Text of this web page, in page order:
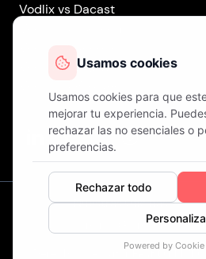
Vodlix vs Dacast
Vodlix vs Brightcove
Vodlix on LinkedIn
Vodlix on Facebook
Vodlix on X (Twitter)
Nuestras Oficinas
Londres (Reino Unido) .
Fast OTT LTD.